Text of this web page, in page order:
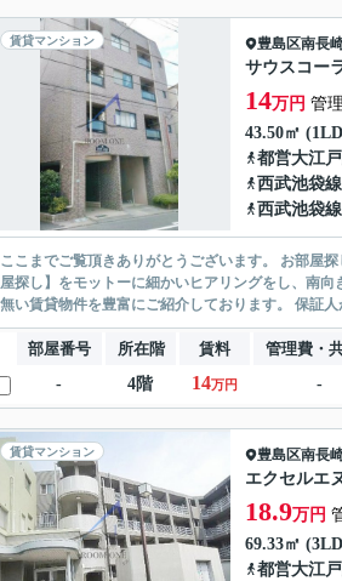
賃貸マンション 豊島区南長
サウスコー
14万円 管
43.50㎡
都営大江
西武池袋線
西武池袋線
ここまでご覧頂きありがとうございます。 お部屋探しの際には、皆さまそれぞれこだわりの条件があると思いますが、当社では【あなたに１番のお部
屋探し】をモットーに細かいヒアリングをし、南向きよりもあなた向きの
無い賃貸
部屋番号 所在階 賃料 管理費・
-
4階 14万円 -
賃貸マンション 豊島区南長
エクセルエ
18.9万円
69.33㎡
都営大江